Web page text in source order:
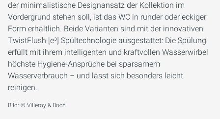
der minimalistische Designansatz der Kollektion im
Vordergrund stehen soll, ist das WC in runder oder eckiger
Form erhältlich. Beide Varianten sind mit der innovativen
TwistFlush [e³] Spültechnologie ausgestattet: Die Spülung
erfüllt mit ihrem intelligenten und kraftvollen Wasserwirbel
höchste Hygiene-Ansprüche bei sparsamem
Wasserverbrauch – und lässt sich besonders leicht
reinigen.
Bild: © Villeroy & Boch